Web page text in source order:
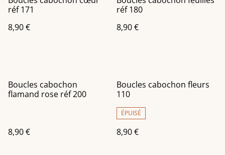
réf 171
8,90 €
réf 180
8,90 €
Boucles cabochon
flamand rose réf 200
8,90 €
Boucles cabochon fleurs
110
ÉPUISÉ
8,90 €